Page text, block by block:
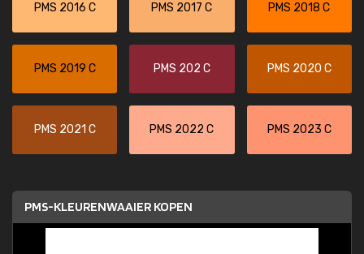
PMS 2016 C PMS 2017 C PMS 2018 C
PMS 2019 C PMS 202 C PMS 2020 C
PMS 2021 C PMS 2022 C PMS 2023 C
PMS-KLEURENWAAIER KOPEN